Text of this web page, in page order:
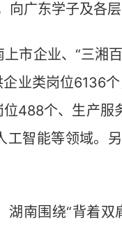
广东学子及各层
企业、“三湘百
业类岗位6136
位488个、生产
工智能等领域。
南围绕“背着双